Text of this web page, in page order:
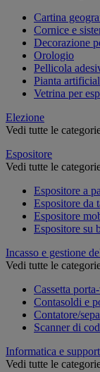
Cartina
Cornice e
Decorazione
Orologio
Pellicola
Pianta
Vetrina per
Elezione
Vedi tutte le
Espositore
Vedi tutte le
Espositore a
Espositore da
Espositore
Espositore su
Incasso e gestione
Vedi tutte le
Cassetta
Contasoldi e
Contatore/
Scanner di
Informatica e
Vedi tutte le